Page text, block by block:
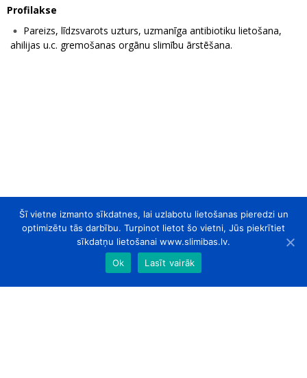
Profilakse
Pareizs, līdzsvarots uzturs, uzmanīga antibiotiku lietošana,
ahilijas u.c. gremošanas orgānu slimību ārstēšana.
Šī vietne izmanto sīkdatnes, lai uzlabotu lietošanas pieredzi un
optimizētu tās darbību. Turpinot lietot šo vietni, Jūs piekrītiet
sīkdatņu lietošanai www.slimibas.lv.
Ok
Lasīt vairāk